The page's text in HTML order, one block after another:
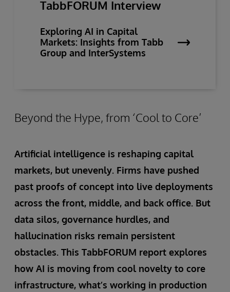
TabbFORUM Interview
Exploring AI in Capital
Markets: Insights from Tabb
Group and InterSystems
Beyond the Hype, from ‘Cool to Core’
Artificial intelligence is reshaping capital
markets, but unevenly. Firms have pushed
past proofs of concept into live deployments
across the front, middle, and back office. But
data silos, governance hurdles, and
hallucination risks remain persistent
obstacles. This TabbFORUM report explores
how AI is moving from cool novelty to core
infrastructure, what’s working in production